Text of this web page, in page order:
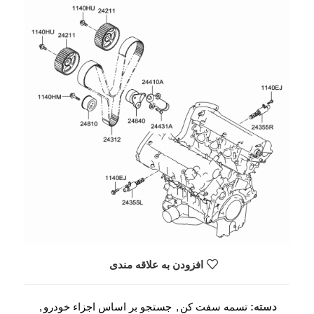
افزودن به علاقه مندی
دسته: تسمه سفت کن , جستجو بر اساس اجزاء خودرو ,